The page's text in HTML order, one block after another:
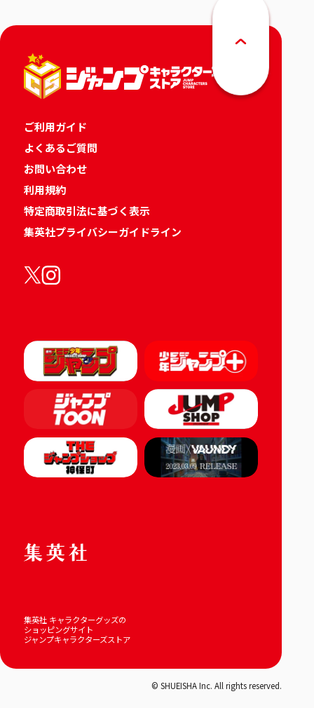
ご利用ガイド
よくあるご質問
お問い合わせ
利用規約
特定商取引法に基づく表示
集英社プライバシーガイドライン
集英社 キャラクターグッズの
ショッピングサイト
ジャンプキャラクターズストア
© SHUEISHA Inc. All rights reserved.